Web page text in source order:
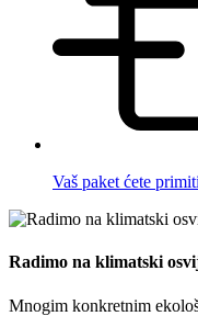
Vaš paket ćete
Radimo na klimatski
Mnogim konkretnim